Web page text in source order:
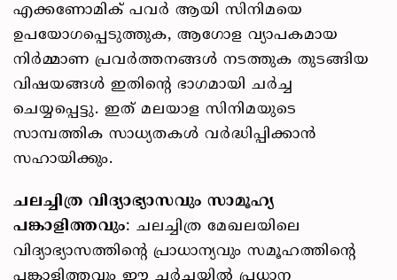
എക്കണോമിക് പവർ ആയി സിനിമയെ
ഉപയോഗപ്പെടുത്തുക, ആഗോള വ്യാപകമായ
നിർമ്മാണ പ്രവർത്തനങ്ങൾ നടത്തുക തുടങ്ങിയ
വിഷയങ്ങൾ ഇതിന്റെ ഭാഗമായി ചർച്ച
ചെയ്യപ്പെട്ടു. ഇത് മലയാള സിനിമയുടെ
സാമ്പത്തിക സാധ്യതകൾ വർദ്ധിപ്പിക്കാൻ
സഹായിക്കും.
ചലച്ചിത്ര വിദ്യാഭ്യാസവും സാമൂഹ്യ
പങ്കാളിത്തവും: ചലച്ചിത്ര മേഖലയിലെ
വിദ്യാഭ്യാസത്തിന്റെ പ്രാധാന്യവും സമൂഹത്തിന്റെ